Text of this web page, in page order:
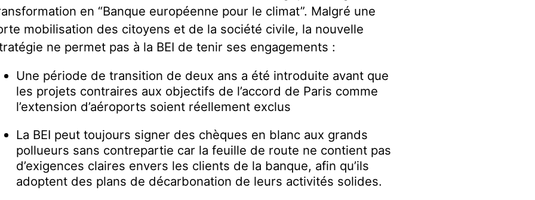
en “Banque européenne pour le climat”. Malgré une
mobilisation des citoyens et de la société civile, la nouvelle
ne permet pas à la BEI de tenir ses engagements :
Une période de transition de deux ans a été introduite avant que
les projets contraires aux objectifs de l’accord de Paris comme
l’extension d’aéroports soient réellement exclus
La BEI peut toujours signer des chèques en blanc aux grands
pollueurs sans contrepartie car la feuille de route ne contient pas
d’exigences claires envers les clients de la banque, afin qu’ils
adoptent des plans de décarbonation de leurs activités solides.